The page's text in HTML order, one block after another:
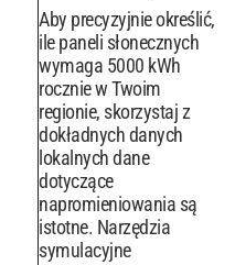
Aby precyzyjnie określić,
ile paneli słonecznych
wymaga 5000 kWh
rocznie w Twoim
regionie, skorzystaj z
dokładnych danych
lokalnych dane
dotyczące
napromieniowania są
istotne. Narzędzia
symulacyjne